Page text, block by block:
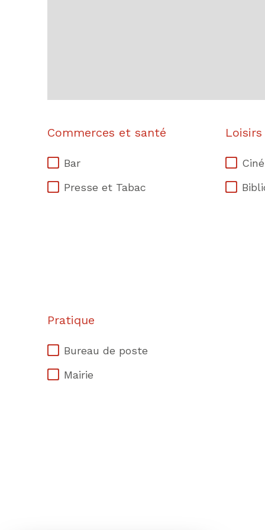
Commerces et santé
Bar
Presse et Tabac
Loisirs
Pratique
Bureau de poste
Mairie